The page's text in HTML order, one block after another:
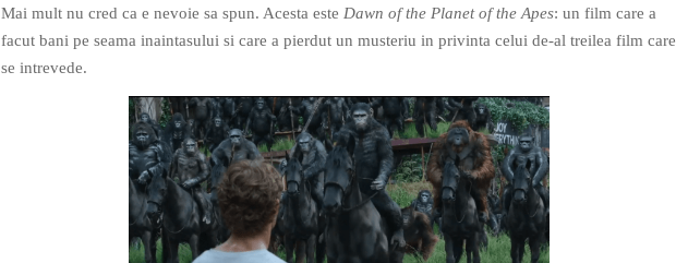
Mai mult nu cred ca e nevoie sa spun. Acesta este Dawn of the Planet of the Apes: un film care a
facut bani pe seama inaintasului si care a pierdut un musteriu in privinta celui de-al treilea film care
se intrevede.